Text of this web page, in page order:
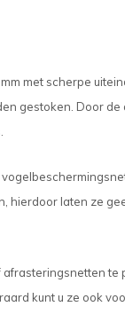
met scherpe
gestoken. Door
hierdoor laten ze
te
kunt u ze ook